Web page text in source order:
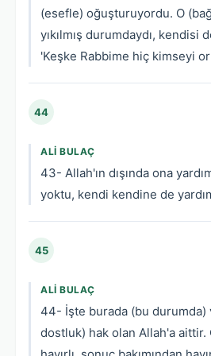
(esefle) oğuşturuyordu. O
yıkılmış durumdaydı, kendisi
'Keşke Rabbime hiç kimseyi
44
ALI BULAÇ
43- Allah'ın dışında ona
yoktu, kendi kendine de
45
ALI BULAÇ
44- İşte burada (bu durumda)
dostluk) hak olan Allah'a aittir.